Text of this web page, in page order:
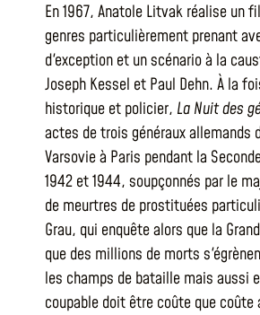
En 1967, Anatole Litvak réalise un
genres particulièrement prenant
d'exception et un scénario à la
Joseph Kessel et Paul Dehn. À la
historique et policier, La Nuit des
actes de trois généraux allemands
Varsovie à Paris pendant la
1942 et 1944, soupçonnés par le
de meurtres de prostituées
Grau, qui enquête alors que la
que des millions de morts
les champs de bataille mais aussi
coupable doit être coûte que coûte